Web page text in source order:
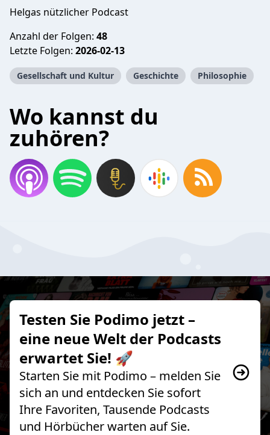
Helgas nützlicher Podcast
Anzahl der Folgen: 48
Letzte Folgen: 2026-02-13
Gesellschaft und Kultur Geschichte Philosophie
Wo kannst du
zuhören?
Testen Sie Podimo jetzt –
eine neue Welt der Podcasts
erwartet Sie! 🚀
Starten Sie mit Podimo – melden Sie
sich an und entdecken Sie sofort
Ihre Favoriten, Tausende Podcasts
und Hörbücher warten auf Sie.